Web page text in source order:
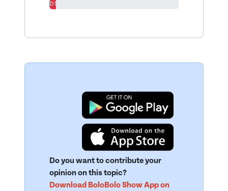
D 5%
Do you want to contribute your
opinion on this topic?
Download BoloBolo Show App on